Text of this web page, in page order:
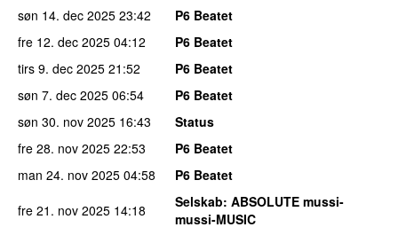
søn 14. dec 2025 23:42
P6 Beatet
fre 12. dec 2025 04:12
P6 Beatet
tirs 9. dec 2025 21:52
P6 Beatet
søn 7. dec 2025 06:54
P6 Beatet
søn 30. nov 2025 16:43
Status
fre 28. nov 2025 22:53
P6 Beatet
man 24. nov 2025 04:58
P6 Beatet
fre 21. nov 2025 14:18 Selskab: ABSOLUTE mussi-
mussi-MUSIC